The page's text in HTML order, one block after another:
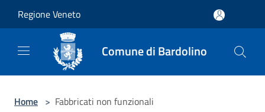
Regione Veneto
Comune di Bardolino
Home > Fabbricati non funzionali